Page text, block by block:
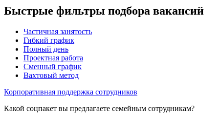
Быстрые фильтры подбора вакансий
Частичная занятость
Гибкий график
Полный день
Проектная работа
Сменный график
Вахтовый метод
Корпоративная поддержка сотрудников
Какой соцпакет вы предлагаете семейным сотрудникам?